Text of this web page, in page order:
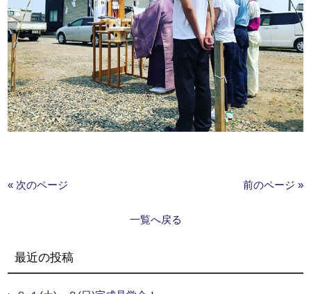
« 次のページ 前のページ »
一覧へ戻る
最近の投稿